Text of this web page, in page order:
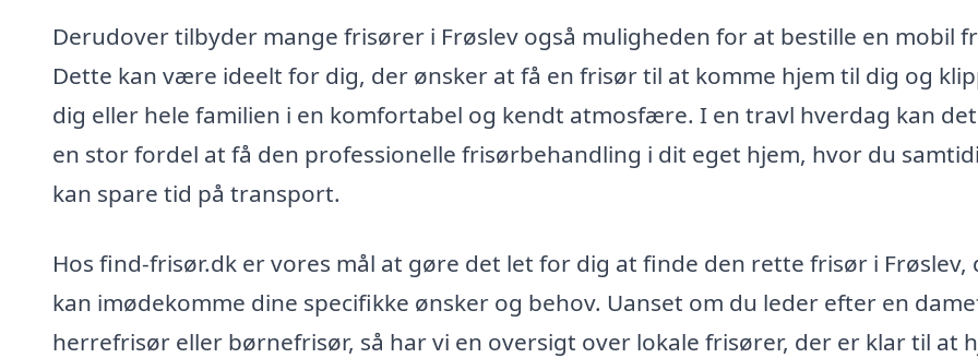
Derudover tilbyder mange frisører i Frøslev også muligheden for at bestille en mobil
Dette kan være ideelt for dig, der ønsker at få en frisør til at komme hjem til dig og
dig eller hele familien i en komfortabel og kendt atmosfære. I en travl hverdag kan
en stor fordel at få den professionelle frisørbehandling i dit eget hjem, hvor du
kan spare tid på transport.
Hos find-frisør.dk er vores mål at gøre det let for dig at finde den rette frisør i Frøslev,
kan imødekomme dine specifikke ønsker og behov. Uanset om du leder efter en
herrefrisør eller børnefrisør, så har vi en oversigt over lokale frisører, der er klar til at